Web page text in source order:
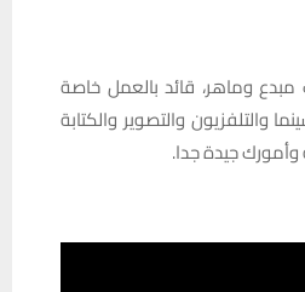
مبدع وماهر، قائد بالعمل خاصة
والتلفزيون والتصوير والكتابة
وأمورك جيدة جدا.